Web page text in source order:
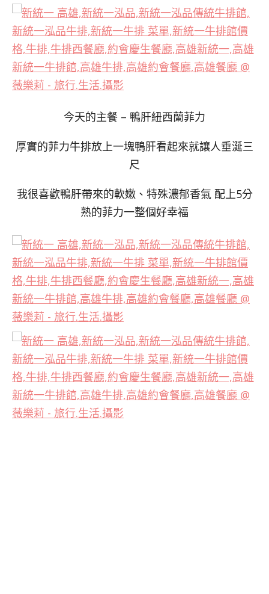
今天的主餐 – 鴨肝紐西蘭菲力
厚實的菲力牛排放上一塊鴨肝看起來就讓人垂涎三
尺
我很喜歡鴨肝帶來的軟嫩、特殊濃郁香氣 配上5分
熟的菲力一整個好幸福